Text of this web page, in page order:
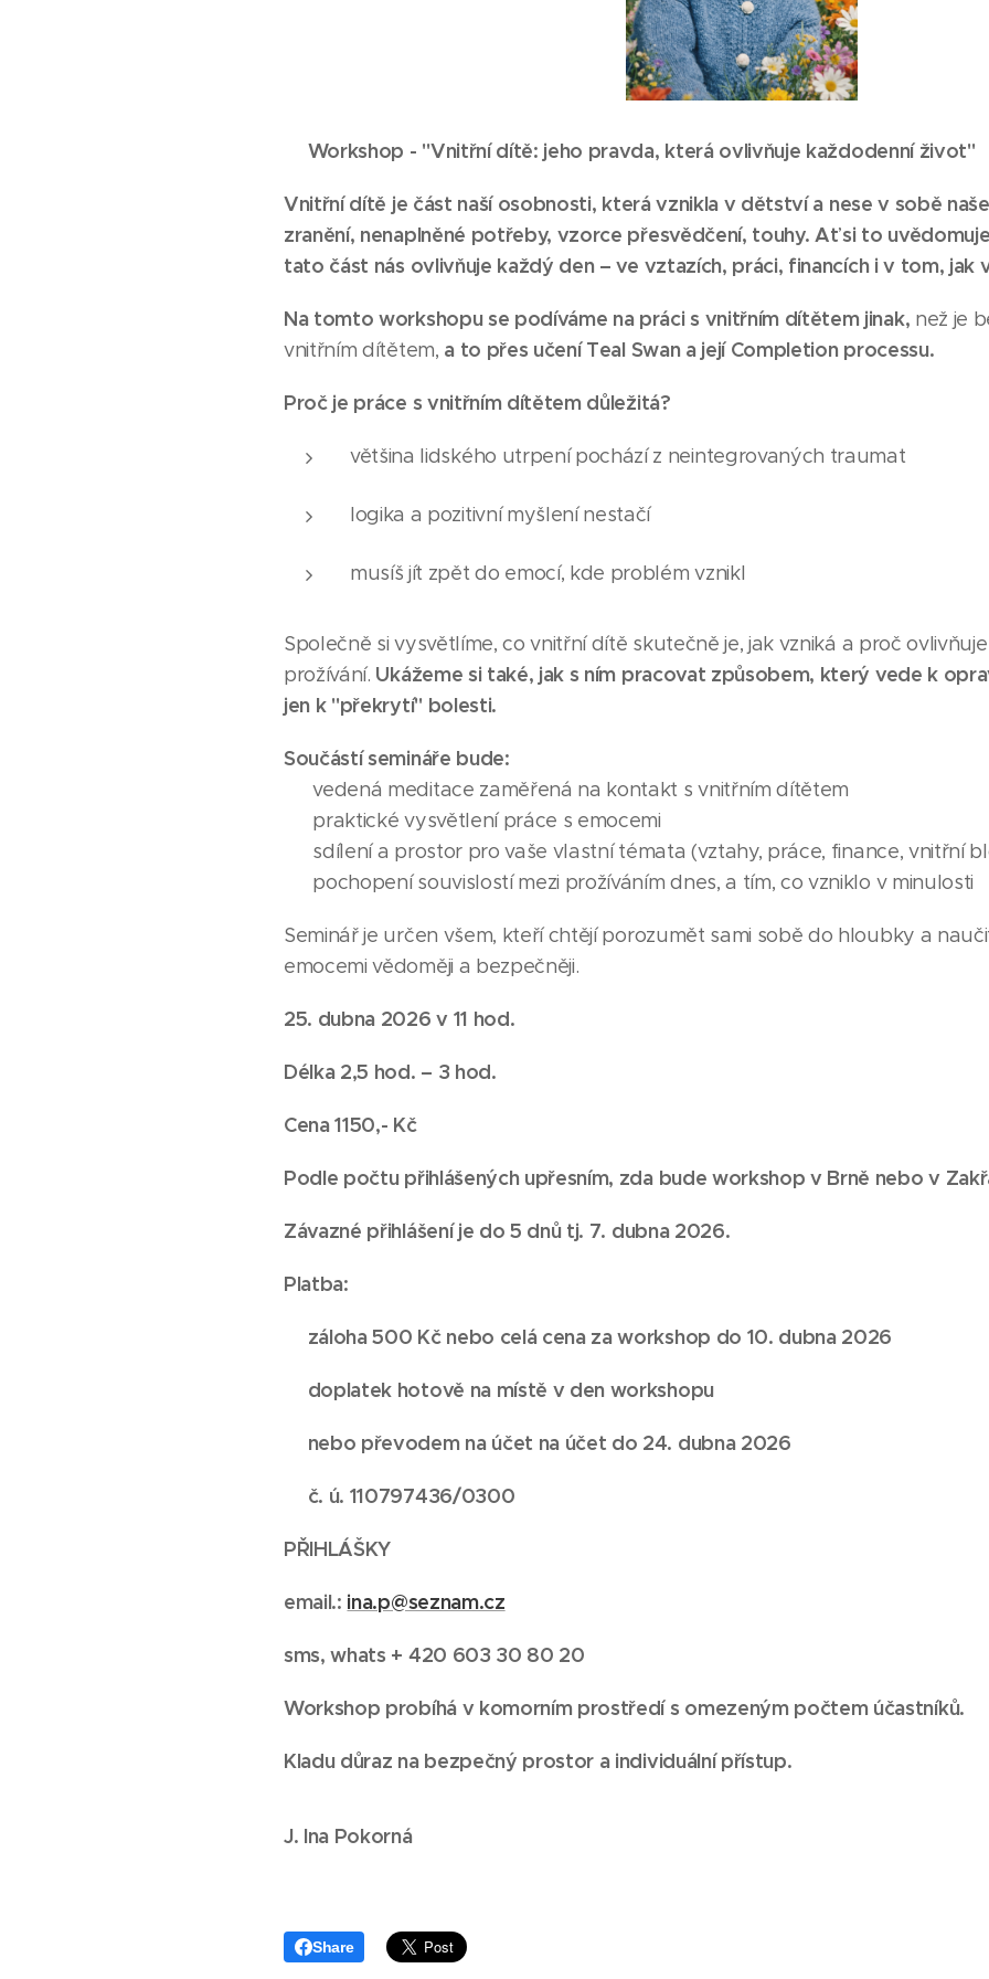
Workshop - "Vnitřní dítě: jeho pravda, která ovlivňuje každodenníživot"
Vnitřní dítě je část naší osobnosti, která vznikla v dětství a nese v sobě
zranění, nenaplněné potřeby, vzorce přesvědčení, touhy. Ať si to
tato část nás ovlivňuje každý den – ve vztazích, práci, financích i v tom, jak
Na tomto workshopu se podíváme na práci s vnitřním dítětem jinak, než je
vnitřním dítětem, a to přes učení Teal Swan a její Completion processu.
Proč je práce s vnitřním dítětem důležitá?
většina lidského utrpení pochází z neintegrovaných traumat
logika a pozitivní myšlení nestačí
musíš jít zpět do emocí, kde problém vznikl
Společně si vysvětlíme, co vnitřní dítě skutečně je, jak vzniká a proč
prožívání. Ukážeme si také, jak s ním pracovat způsobem, který vede k
jen k "překrytí" bolesti.
Součástí semináře bude:
✨ vedená meditace zaměřená na kontakt s vnitřním dítětem
✨ praktické vysvětlení práce s emocemi
✨ sdílení a prostor pro vaše vlastní témata (vztahy, práce, finance, vnitřní
✨ pochopení souvislostí mezi prožíváním dnes, a tím, co vzniklo v minulosti
Seminář je určen všem, kteří chtějí porozumět sami sobě do hloubky a
emocemi vědoměji a bezpečněji.
25. dubna 2026 v 11 hod.
Délka 2,5 hod. – 3 hod.
Cena 1150,- Kč
Podle počtu přihlášených upřesním, zda bude workshopv Brně nebo v
Závazné přihlášení je do 5 dnů tj. 7. dubna 2026.
Platba:
záloha 500 Kč nebo celá cena za workshop do 10. dubna 2026
doplatek hotově na místě v den workshopu
nebo převodem na účet na účet do 24. dubna 2026
č. ú. 110797436/0300
PŘIHLÁŠKY
email.: ina.p@seznam.cz
sms, whats + 420 603 30 80 20
Workshop probíhá v komorním prostředí s omezeným počtem účastníků.
Kladu důraz na bezpečný prostor a individuální přístup.
J. Ina Pokorná
Share